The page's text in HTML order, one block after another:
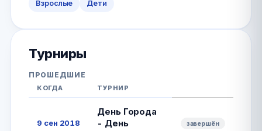
Взрослые
Дети
Турниры
ПРОШЕДШИЕ
КОГДА ТУРНИР
9 сен 2018
День Города
- День
завершён